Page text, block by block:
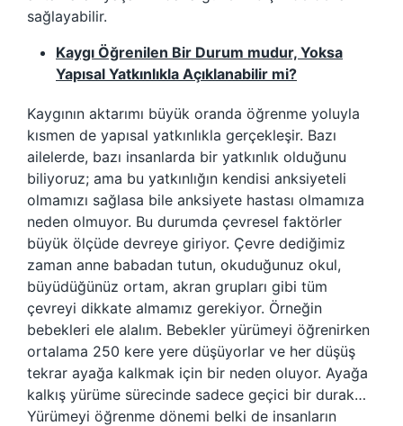
sağlayabilir.
Kaygı Öğrenilen Bir Durum mudur, Yoksa
Yapısal Yatkınlıkla Açıklanabilir mi?
Kaygının aktarımı büyük oranda öğrenme yoluyla
kısmen de yapısal yatkınlıkla gerçekleşir. Bazı
ailelerde, bazı insanlarda bir yatkınlık olduğunu
biliyoruz; ama bu yatkınlığın kendisi anksiyeteli
olmamızı sağlasa bile anksiyete hastası olmamıza
neden olmuyor. Bu durumda çevresel faktörler
büyük ölçüde devreye giriyor. Çevre dediğimiz
zaman anne babadan tutun, okuduğunuz okul,
büyüdüğünüz ortam, akran grupları gibi tüm
çevreyi dikkate almamız gerekiyor. Örneğin
bebekleri ele alalım. Bebekler yürümeyi öğrenirken
ortalama 250 kere yere düşüyorlar ve her düşüş
tekrar ayağa kalkmak için bir neden oluyor. Ayağa
kalkış yürüme sürecinde sadece geçici bir durak…
Yürümeyi öğrenme dönemi belki de insanların